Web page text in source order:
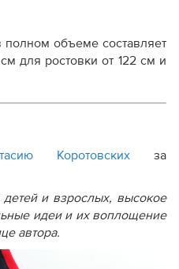
полном объеме составляет
для ростовки от 122 см и
Коротовских за
и взрослых, высокое
идеи и их воплощение
автора.